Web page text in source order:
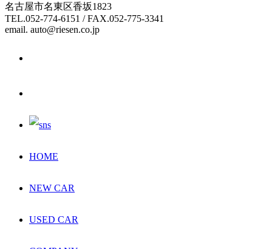
名古屋市名東区香坂1823
TEL.052-774-6151 / FAX.052-775-3341
email. auto@riesen.co.jp
HOME
NEW CAR
USED CAR